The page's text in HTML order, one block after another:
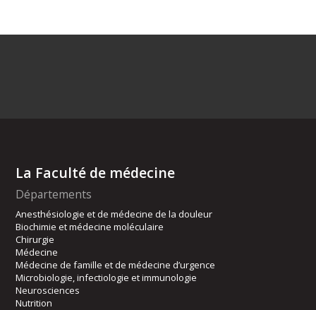
La Faculté de médecine
Départements
Anesthésiologie et de médecine de la douleur
Biochimie et médecine moléculaire
Chirurgie
Médecine
Médecine de famille et de médecine d’urgence
Microbiologie, infectiologie et immunologie
Neurosciences
Nutrition